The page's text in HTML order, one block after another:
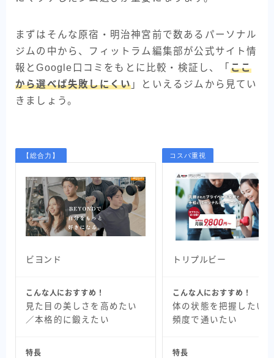
まずはそんな原宿・明治神宮前で数あるパーソナル
ジムの中から、フィットラム編集部が公式サイト情
報とGoogle口コミをもとに比較・検証し、「 ここ
から選べば失敗しにくい 」といえるジムから見てい
きましょう。
【総合力】
ビヨンド
こんな人におすすめ！
見た目の美しさを高めたい
／本格的に鍛えたい
特長
コスパ重視
トリプルビー
こんな人におすすめ！
体の状態を把握したい
頻度で通いたい
特長